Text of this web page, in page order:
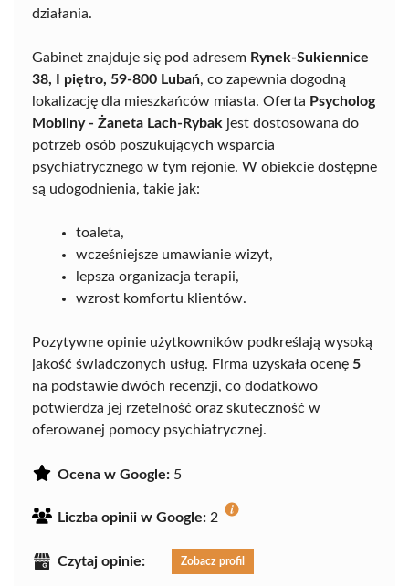
działania.
Gabinet znajduje się pod adresem Rynek-Sukiennice
38, I piętro, 59-800 Lubań, co zapewnia dogodną
lokalizację dla mieszkańców miasta. Oferta Psycholog
Mobilny - Żaneta Lach-Rybak jest dostosowana do
potrzeb osób poszukujących wsparcia
psychiatrycznego w tym rejonie. W obiekcie dostępne
są udogodnienia, takie jak:
toaleta,
wcześniejsze umawianie wizyt,
lepsza organizacja terapii,
wzrost komfortu klientów.
Pozytywne opinie użytkowników podkreślają wysoką
jakość świadczonych usług. Firma uzyskała ocenę 5
na podstawie dwóch recenzji, co dodatkowo
potwierdza jej rzetelność oraz skuteczność w
oferowanej pomocy psychiatrycznej.
Ocena w Google: 5
Liczba opinii w Google: 2
Czytaj opinie: Zobacz profil